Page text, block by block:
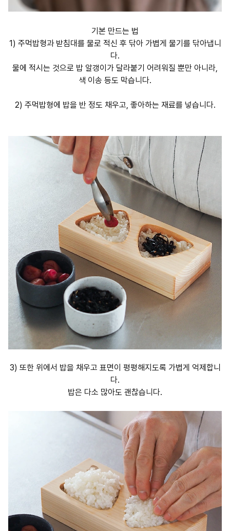
기본 만드는 법
1) 주먹밥형과 받침대를 물로 적신 후 닦아 가볍게 물기를 닦아냅니
다.
물에 적시는 것으로 밥 알갱이가 달라붙기 어려워질 뿐만 아니라,
색 이송 등도 막습니다.
2) 주먹밥형에 밥을 반 정도 채우고, 좋아하는 재료를 넣습니다.
3) 또한 위에서 밥을 채우고 표면이 평평해지도록 가볍게 억제합니
다.
밥은 다소 많아도 괜찮습니다.